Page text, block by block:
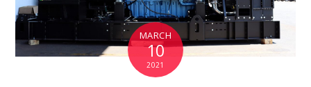
MARCH
10
2021